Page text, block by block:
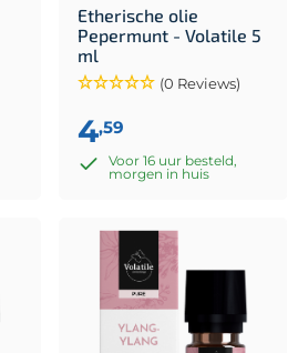
Etherische olie
Pepermunt - Volatile 5
ml
(0 Reviews)
4,59
Voor 16 uur besteld,
morgen in huis